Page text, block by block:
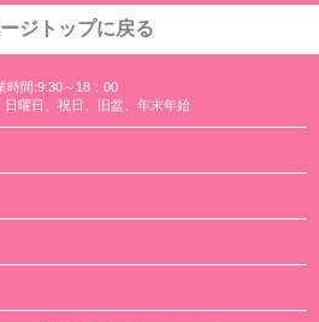
ジトップに戻る
時間:9:30～18：00
日曜日、祝日、旧盆、年末年始